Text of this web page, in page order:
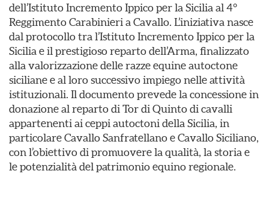
dell’Istituto Incremento Ippico per la Sicilia al 4°
Reggimento Carabinieri a Cavallo. L’iniziativa nasce
dal protocollo tra l’Istituto Incremento Ippico per la
Sicilia e il prestigioso reparto dell’Arma, finalizzato
alla valorizzazione delle razze equine autoctone
siciliane e al loro successivo impiego nelle attività
istituzionali. Il documento prevede la concessione in
donazione al reparto di Tor di Quinto di cavalli
appartenenti ai ceppi autoctoni della Sicilia, in
particolare Cavallo Sanfratellano e Cavallo Siciliano,
con l’obiettivo di promuovere la qualità, la storia e
le potenzialità del patrimonio equino regionale.